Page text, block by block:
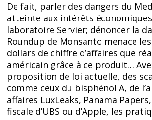
De fait, parler des dangers du
atteinte aux intérêts
laboratoire Servier; dénoncer la
Roundup de Monsanto menace
dollars de chiffre d’affaires que
américain grâce à ce produit…
proposition de loi actuelle, des
comme ceux du bisphénol A, de
affaires LuxLeaks, Panama Papers,
fiscale d’UBS ou d’Apple, les